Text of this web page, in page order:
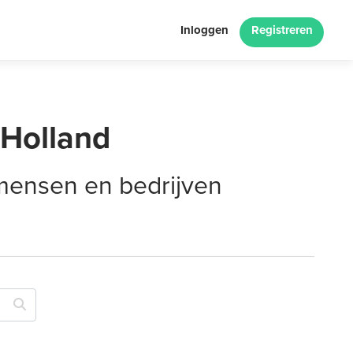
Inloggen Registreren
en bedrijven